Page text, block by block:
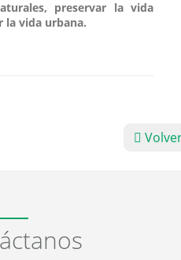
preservar la vida
la vida urbana.